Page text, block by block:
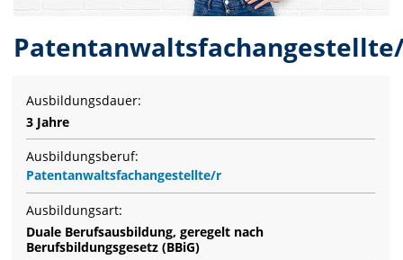
Ausbildungsdauer:
3 Jahre
Ausbildungsberuf:
Patentanwaltsfachangestellte/r
Ausbildungsart:
Duale Berufsausbildung, geregelt nach
Berufsbildungsgesetz (BBiG)